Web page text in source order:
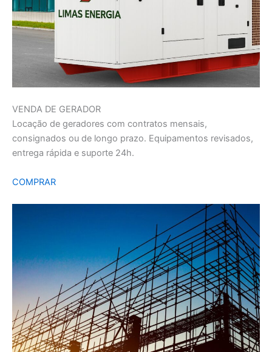
VENDA DE GERADOR
Locação de geradores com contratos mensais,
consignados ou de longo prazo. Equipamentos revisados,
entrega rápida e suporte 24h.
COMPRAR